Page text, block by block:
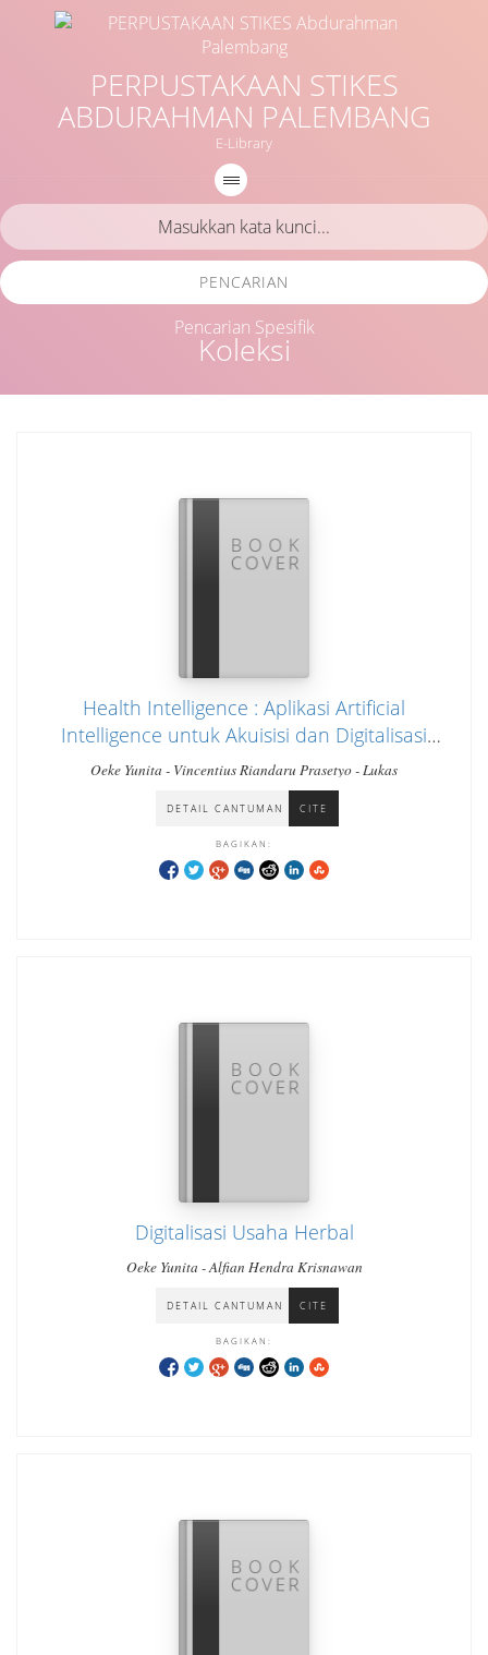
PERPUSTAKAAN STIKES
ABDURAHMAN PALEMBANG
E-Library
Koleksi
PENCARIAN
Pencarian Spesifik
Health Intelligence : Aplikasi Artificial
Intelligence untuk Akuisisi dan Digitalisasi
Informasi Herbal
Oeke Yunita - Vincentius Riandaru Prasetyo - Lukas
DETAIL CANTUMAN CITE
BAGIKAN:
Digitalisasi Usaha Herbal
Oeke Yunita - Alfian Hendra Krisnawan
DETAIL CANTUMAN CITE
BAGIKAN: